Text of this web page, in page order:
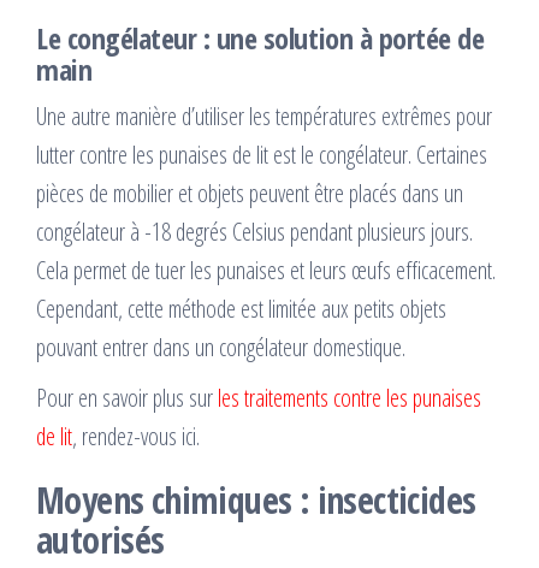
Le congélateur : une solution à portée de
main
Une autre manière d’utiliser les températures extrêmes pour
lutter contre les punaises de lit est le congélateur. Certaines
pièces de mobilier et objets peuvent être placés dans un
congélateur à -18 degrés Celsius pendant plusieurs jours.
Cela permet de tuer les punaises et leurs œufs efficacement.
Cependant, cette méthode est limitée aux petits objets
pouvant entrer dans un congélateur domestique.
Pour en savoir plus surles traitements contre les punaises
de lit, rendez-vous ici.
Moyens chimiques : insecticides
autorisés